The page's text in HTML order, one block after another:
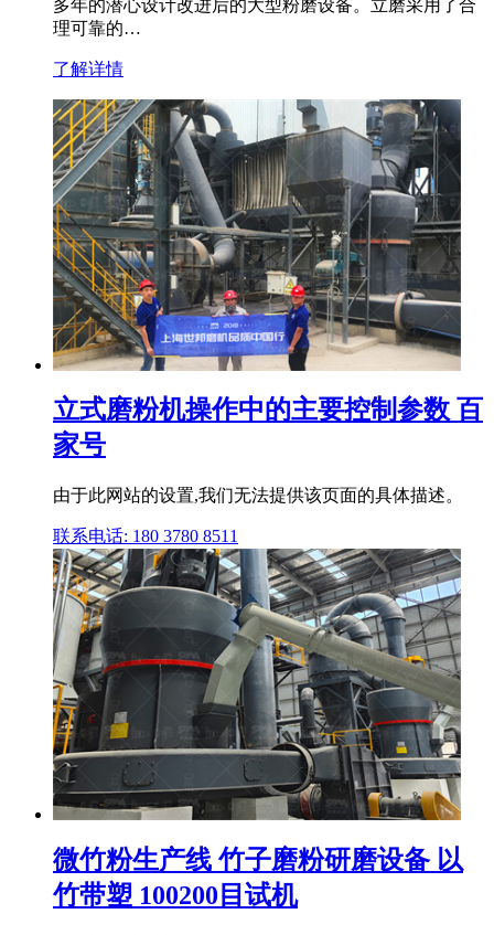
多年的潜心设计改进后的大型粉磨设备。立磨采用了合
理可靠的…
了解详情
立式磨粉机操作中的主要控制参数 百
家号
由于此网站的设置,我们无法提供该页面的具体描述。
联系电话: 180 3780 8511
微竹粉生产线 竹子磨粉研磨设备 以
竹带塑 100200目试机